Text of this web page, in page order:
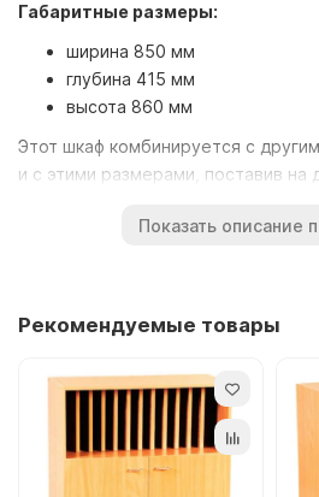
Габаритные размеры:
ширина 850 мм
глубина 415 мм
высота 860 мм
Этот шкаф комбинируется с
и с этими размерами, поставив на
нормам и ГОСТу, имеет
Показать описание
Рекомендуемые товары